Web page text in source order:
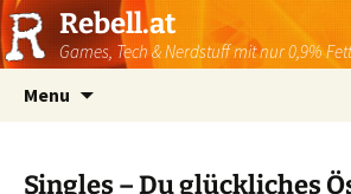
Rebell.at
Games, Tech & Nerdstuff mit nur 0,9%
Menu
Singles – Du glückliches